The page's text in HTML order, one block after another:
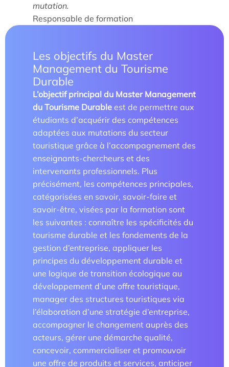
Comment candidater ?
Nos recherches et expertises
Laboratoires
Parcours doctoral
École doctorale
En savoir +
Compétences et attentes professionnelles dans les
métiers territoriaux touristiques
Transformation des carrières en tourisme
mutation.
Responsable de formation
Les objectifs du Master
Management du Tourisme
Durable
L’objectif principal du Master Management
du Tourisme Durable est de permettre aux
étudiants d’acquérir des compétences
adaptées aux mutations du secteur
touristique grâce à l’accompagnement des
enseignants-chercheurs et des
intervenants professionnels. Plus
précisément, les compétences principales,
catégorisées en savoir, savoir-faire et
savoir-être, visées par la formation sont
les suivantes : connaître les spécificités du
tourisme durable et les fondements de la
gestion d’entreprise, appliquer les
principes du développement durable et
une logique de transition écologique au
développement d’une offre touristique,
manager des structures touristiques via
l’élaboration d’une stratégie d’entreprise,
accompagner le changement auprès des
acteurs, gérer une démarche qualité,
concevoir, commercialiser et promouvoir
une offre de produits et services, anticiper